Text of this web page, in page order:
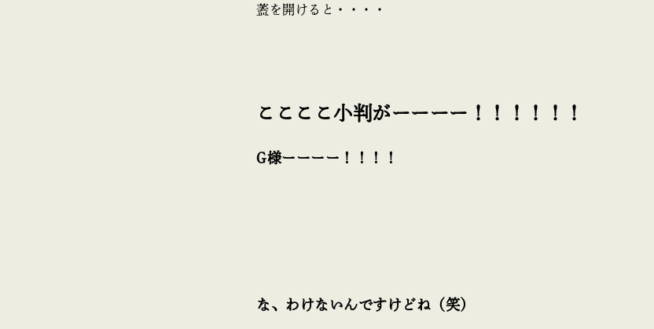
蓋を開けると・・・・
ここここ小判がーーーー！！！！！！
G様ーーーー！！！！
な、わけないんですけどね（笑）